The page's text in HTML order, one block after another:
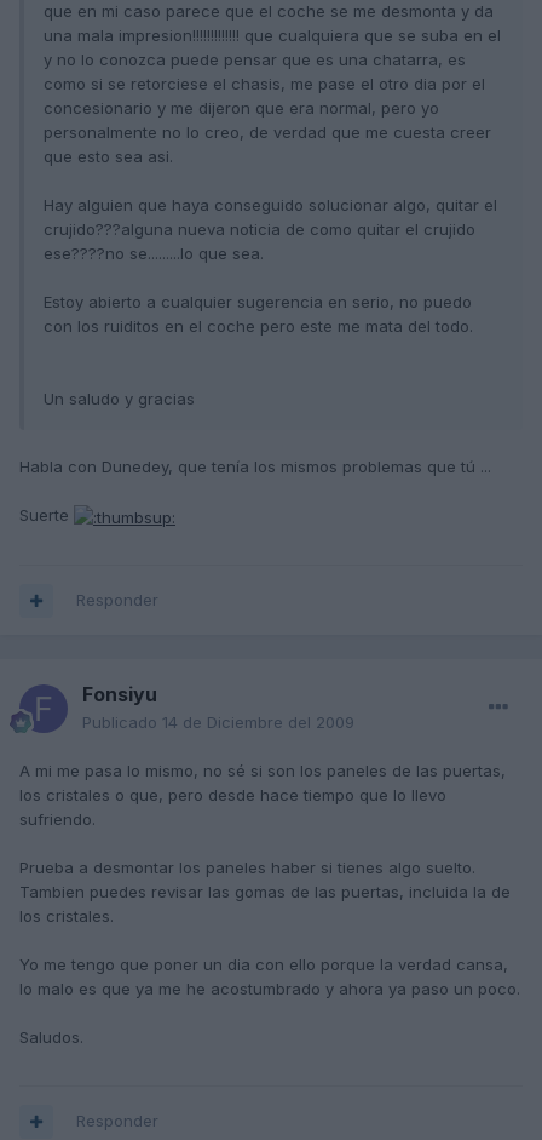
que en mi caso parece que el coche se me desmonta y da
una mala impresion!!!!!!!!!!!!! que cualquiera que se suba en el
y no lo conozca puede pensar que es una chatarra, es
como si se retorciese el chasis, me pase el otro dia por el
concesionario y me dijeron que era normal, pero yo
personalmente no lo creo, de verdad que me cuesta creer
que esto sea asi.
Hay alguien que haya conseguido solucionar algo, quitar el
crujido???alguna nueva noticia de como quitar el crujido
ese????no se.........lo que sea.
Estoy abierto a cualquier sugerencia en serio, no puedo
con los ruiditos en el coche pero este me mata del todo.
Un saludo y gracias
Habla con Dunedey, que tenía los mismos problemas que tú ...
Suerte
Responder
Fonsiyu
Publicado 14 de Diciembre del 2009
A mi me pasa lo mismo, no sé si son los paneles de las puertas,
los cristales o que, pero desde hace tiempo que lo llevo
sufriendo.
Prueba a desmontar los paneles haber si tienes algo suelto.
Tambien puedes revisar las gomas de las puertas, incluida la de
los cristales.
Yo me tengo que poner un dia con ello porque la verdad cansa,
lo malo es que ya me he acostumbrado y ahora ya paso un poco.
Saludos.
Responder